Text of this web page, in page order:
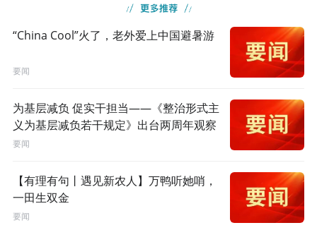
“China Cool”火了，老外爱上中国避暑游
要闻
为基层减负 促实干担当——《整治形式主
义为基层减负若干规定》出台两周年观察
要闻
【有理有句丨遇见新农人】万鸭听她哨，
一田生双金
要闻